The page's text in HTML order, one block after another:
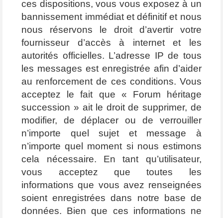
ces dispositions, vous vous exposez à un
bannissement immédiat et définitif et nous
nous réservons le droit d’avertir votre
fournisseur d’accès à internet et les
autorités officielles. L’adresse IP de tous
les messages est enregistrée afin d’aider
au renforcement de ces conditions. Vous
acceptez le fait que « Forum héritage
succession » ait le droit de supprimer, de
modifier, de déplacer ou de verrouiller
n’importe quel sujet et message à
n’importe quel moment si nous estimons
cela nécessaire. En tant qu’utilisateur,
vous acceptez que toutes les
informations que vous avez renseignées
soient enregistrées dans notre base de
données. Bien que ces informations ne